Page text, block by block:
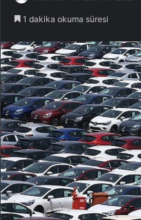
1 dakika okuma süresi